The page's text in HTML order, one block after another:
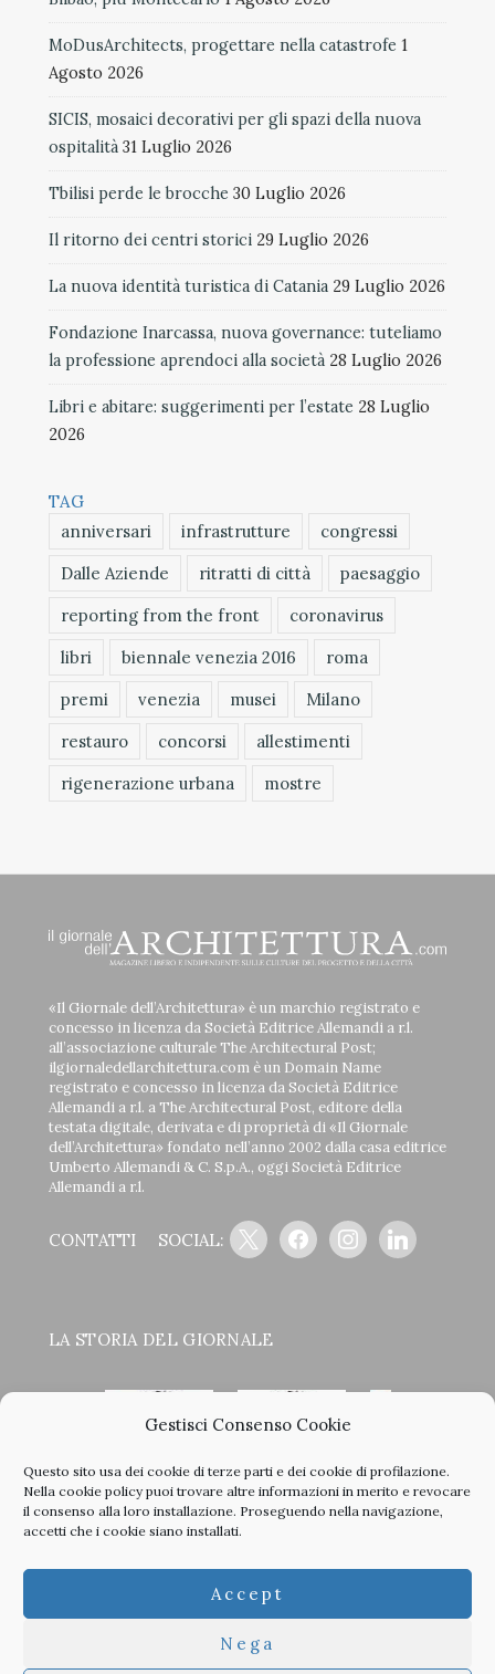
Gestisci Consenso Cookie
Questo sito usa dei cookie di terze parti e dei cookie di profilazione.
Nella cookie policypuoi trovare altre informazioni in merito e revocare
il consenso alla loro installazione. Proseguendo nella navigazione,
accetti che i cookie siano installati.
Accept
Nega
MoDusArchitects, progettare nella catastrofe 1
Agosto 2026
SICIS, mosaici decorativi per gli spazi della nuova
ospitalità 31 Luglio 2026
Tbilisi perde le brocche 30 Luglio 2026
Il ritorno dei centri storici 29 Luglio 2026
La nuova identità turistica di Catania 29 Luglio 2026
Fondazione Inarcassa, nuova governance: tuteliamo
la professione aprendoci alla società 28 Luglio 2026
Libri e abitare: suggerimenti per l’estate 28 Luglio
2026
TAG
anniversari
infrastrutture
congressi
Dalle Aziende
ritratti di città
paesaggio
reporting from the front
coronavirus
libri
biennale venezia 2016
roma
premi
venezia musei
Milano
restauro
concorsi
allestimenti
rigenerazione urbana
mostre
«Il Giornale dell’Architettura» è un marchio registrato e
concesso in licenza da Società Editrice Allemandi a r.l.
all’associazione culturale The Architectural Post;
ilgiornaledellarchitettura.com è un Domain Name
registrato e concesso in licenza da Società Editrice
Allemandi a r.l. a The Architectural Post, editore della
testata digitale, derivata e di proprietà di «Il Giornale
dell’Architettura» fondato nell’anno 2002 dalla casa editrice
Umberto Allemandi & C. S.p.A., oggi Società Editrice
Allemandi a r.l.
CONTATTI SOCIAL:
x facebookinstagramlinkedin
LA STORIA DEL GIORNALE
< >
tutti i nostri vecchi numeri in PDF.